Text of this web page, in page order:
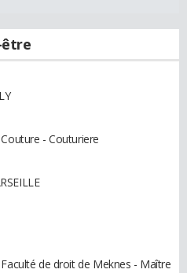
être
- Couturiere
de droit de Meknes - Maître